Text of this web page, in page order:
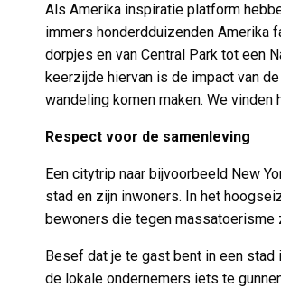
Als Amerika inspiratie platform
immers honderdduizenden Amerika
dorpjes en van Central Park tot een
keerzijde hiervan is de impact van
wandeling komen maken. We
Respect voor de samenleving
Een citytrip naar bijvoorbeeld New
stad en zijn inwoners. In het
bewoners die tegen massatoerisme
Besef dat je te gast bent in een stad
de lokale ondernemers iets te